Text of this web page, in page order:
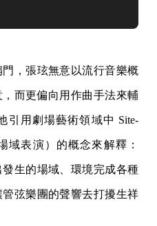
，張玹無意以流行音樂概
而更偏向用作曲手法來輔
引用劇場藝術領域中 Site-
域表演）的概念來解釋：
發生的場域、環境完成各種
弦樂團的聲響去打擾生祥